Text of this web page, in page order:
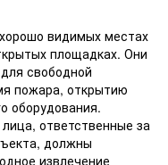
видимых местах
площадках. Они
свободной
пожара, открытию
оборудования.
ответственные за
должны
извлечение